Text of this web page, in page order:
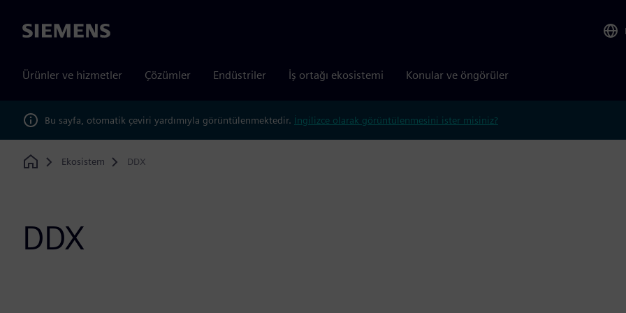
Siemens
Ürünler ve hizmetler Çözümler Endüstriler İş ortağı ekosistemi Konular ve öngörüler
Bu sayfa, otomatik çeviri yardımıyla görüntülenmektedir. İngilizce olarak görüntülenmesini ister misiniz?
Home
Ekosistem DDX
DDX